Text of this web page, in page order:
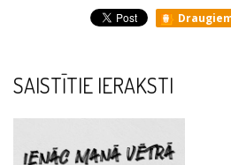
SAISTĪTIE IERAKSTI